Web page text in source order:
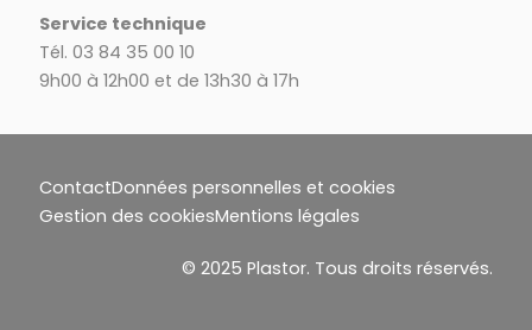
Service technique
Tél. 03 84 35 00 10
9h00 à 12h00 et de 13h30 à 17h
ContactDonnées personnelles et cookies
Gestion des cookiesMentions légales
© 2025 Plastor. Tous droits réservés.